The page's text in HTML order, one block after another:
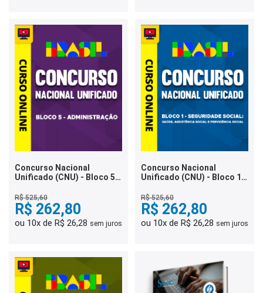
Concurso Nacional
Unificado (CNU) - Bloco 5 -
R$ 525,60
R$ 262,80
ou 10x de R$ 26,28 sem juros
Concurso Nacional
Unificado (CNU) - Bloco 1 -
Assistência Social e
Previdência Social
R$ 525,60
R$ 262,80
ou 10x de R$ 26,28 sem juros